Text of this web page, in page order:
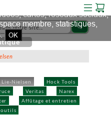
search
Lie-Nielsen
Hock Tools
Veritas
Narex
Affûtage et entretien
outils
collectent des cookies pour
cartes, réseaux sociaux,
membre, statistiques,
OK